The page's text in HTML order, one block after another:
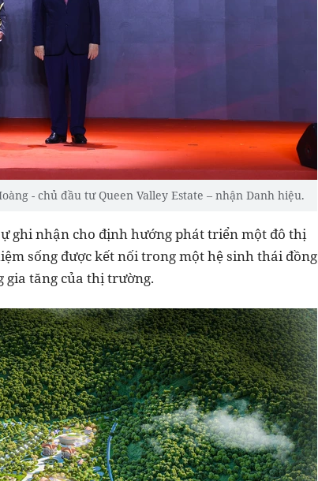
- chủ đầu tư Queen Valley Estate – nhận Danh hiệu.
ghi nhận cho định hướng phát triển một đô thị
sống được kết nối trong một hệ sinh thái đồng
gia tăng của thị trường.